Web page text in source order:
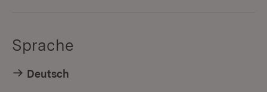
Sprache
Deutsch